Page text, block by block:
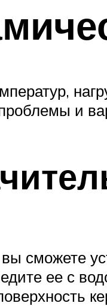
и
сможете
ее с